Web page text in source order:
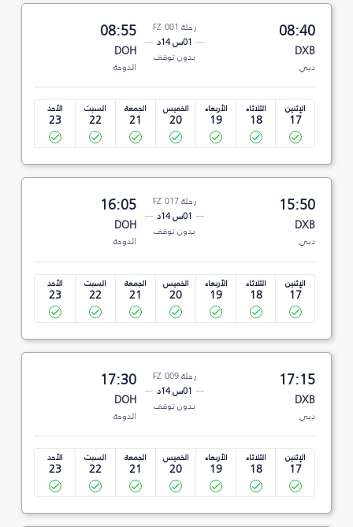
08:40
DXB
دبي
رحلة FZ 001
01س 14د
بدون توقف
08:55
DOH
الدوحة
الإثنين
17
الثلاثاء
18
الأربعاء
19
الخميس
20
الجمعة
21
السبت
22
الأحد
23
15:50
DXB
دبي
رحلة FZ 017
01س 14د
بدون توقف
16:05
DOH
الدوحة
الإثنين
17
الثلاثاء
18
الأربعاء
19
الخميس
20
الجمعة
21
السبت
22
الأحد
23
17:15
DXB
دبي
رحلة FZ 009
01س 14د
بدون توقف
17:30
DOH
الدوحة
الإثنين
17
الثلاثاء
18
الأربعاء
19
الخميس
20
الجمعة
21
السبت
22
الأحد
23